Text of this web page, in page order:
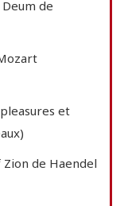
de
et
de Haendel